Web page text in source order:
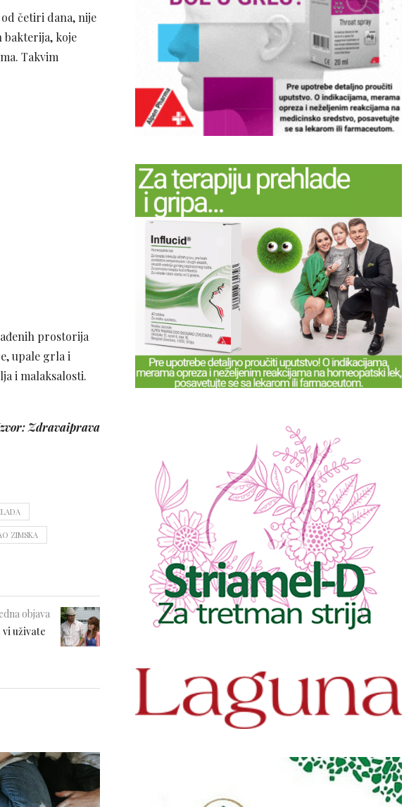
četiri dana, nije
bakterija, koje
Takvim
prostorija
upale grla i
i malaksalosti.
Zdravaiprava
ZIMSKA
objava
uživate